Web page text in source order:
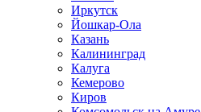
Иркутск
Йошкар-Ола
Казань
Калининград
Калуга
Кемерово
Киров